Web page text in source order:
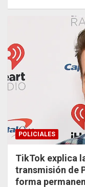
POLICIALES
TikTok explica
transmisión de
forma